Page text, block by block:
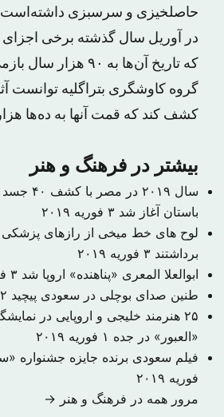
حاصلخیزی و سرسبزی
در آوریل سال گذشته برخی
که تاریخ آن‌ها به ۹۰
گروه کاوشگری بتراگلیه توانست
کشف کند که قمت آنها به ده‌ها
بیشتر در فرهنگ و هنر
سال ۲۰۱۹
باستان آغاز شد ۳ فوریه ۲۰۱۹
لوح های خط میخی از رازهای پزشکی
برداشتند ۳ فوریه ۲۰۱۹
ابوالعلا المعری «پناهنده» اروپا شد ۳ فوریه ۲۰۱۹
طنین صدای بوچلی در سعودی پیچید ۲ فوریه ۲۰۱۹
۲۵ هنرمند خلیجی و اروپایی در
«العبور» در جده ۱ فوریه ۲۰۱۹
فیلم سعودی برنده جایزه جشنواره
فوریه ۲۰۱۹
مرور همه در فرهنگ و هنر →